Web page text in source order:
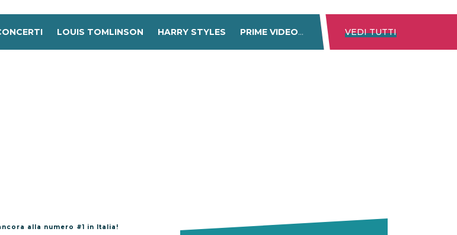
LOUIS TOMLINSON HARRY STYLES PRIME VIDEO DISNEY+ NETFLIX
VEDI TUTTI
alla numero #1 in Italia!